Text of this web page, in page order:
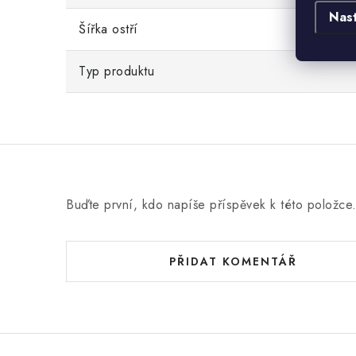
Šířka ostří
Typ produktu
Buďte první, kdo napíše příspěvek k této položce.
PŘIDAT KOMENTÁŘ